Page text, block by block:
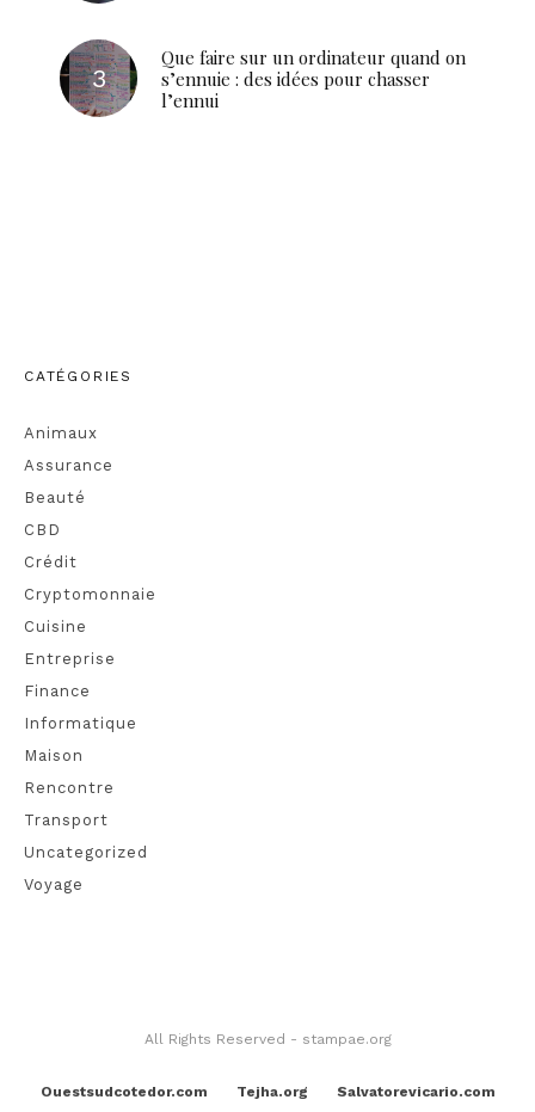
Que faire sur un ordinateur quand on
s’ennuie : des idées pour chasser
l’ennui
CATÉGORIES
Animaux
Assurance
Beauté
CBD
Crédit
Cryptomonnaie
Cuisine
Entreprise
Finance
Informatique
Maison
Rencontre
Transport
Uncategorized
Voyage
All Rights Reserved - stampae.org
Ouestsudcotedor.com Tejha.org Salvatorevicario.com